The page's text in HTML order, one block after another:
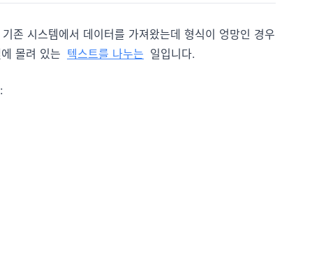
존 시스템에서 데이터를 가져왔는데 형식이 엉망인 경우
몰려 있는 텍스트를 나누는 일입니다.